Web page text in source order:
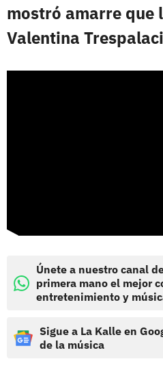
mostró amarre que
Valentina
Únete a nuestro canal
primera mano el mejor
entretenimiento y
Sigue a La Kalle en
de la música